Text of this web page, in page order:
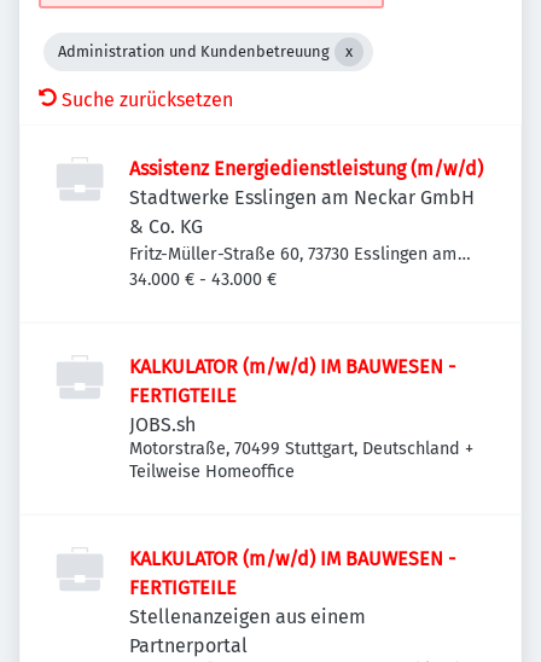
Administration und Kundenbetreuung
Suche zurücksetzen
Assistenz Energiedienstleistung (m/w/d)
Stadtwerke Esslingen am Neckar GmbH
& Co. KG
Fritz-Müller-Straße 60, 73730 Esslingen am
Neckar-Oberesslingen, Deutschland
34.000 € - 43.000 €
KALKULATOR (m/w/d) IM BAUWESEN -
FERTIGTEILE
JOBS.sh
Motorstraße, 70499 Stuttgart, Deutschland +
Teilweise Homeoffice
KALKULATOR (m/w/d) IM BAUWESEN -
FERTIGTEILE
Stellenanzeigen aus einem
Partnerportal